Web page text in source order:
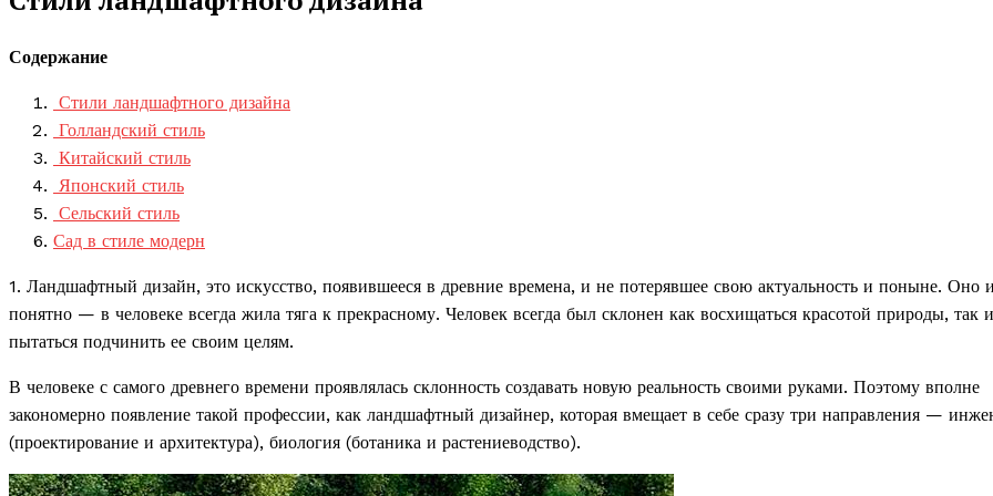
Содержание
Стили ландшафтного дизайна
Голландский стиль
Китайский стиль
Японский стиль
Сельский стиль
Сад в стиле модерн
1. Ландшафтный дизайн, это искусство, появившееся в древние времена, и не потерявшее свою актуальность и поныне. Оно и
понятно — в человеке всегда жила тяга к прекрасному. Человек всегда был склонен как восхищаться красотой природы, так и
пытаться подчинить ее своим целям.
В человеке с самого древнего времени проявлялась склонность создавать новую реальность своими руками. Поэтому вполне
закономерно появление такой профессии, как ландшафтный дизайнер, которая вмещает в себе сразу три направления —
(проектирование и архитектура), биология (ботаника и растениеводство).